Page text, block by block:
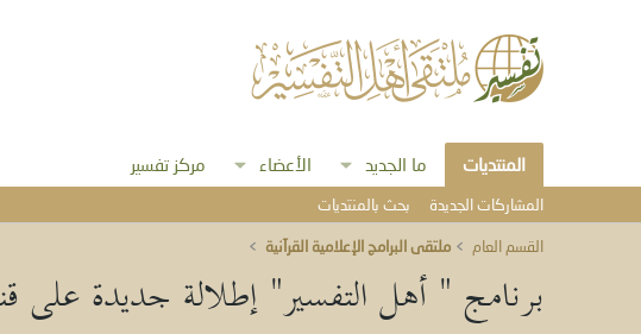
المنتديات ما الجديد الأعضاء مركز تفسير
المشاركات الجديدة بحث بالمنتديات
القسم العام ملتقى البرامج الإعلامية القرآنية
برنامج " أهل التفسير" إطلالة جديدة على